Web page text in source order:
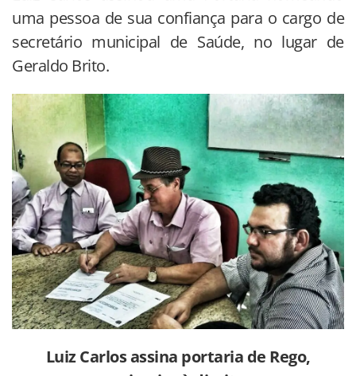
uma pessoa de sua confiança para o cargo de
secretário municipal de Saúde, no lugar de
Geraldo Brito.
Luiz Carlos assina portaria de Rego,